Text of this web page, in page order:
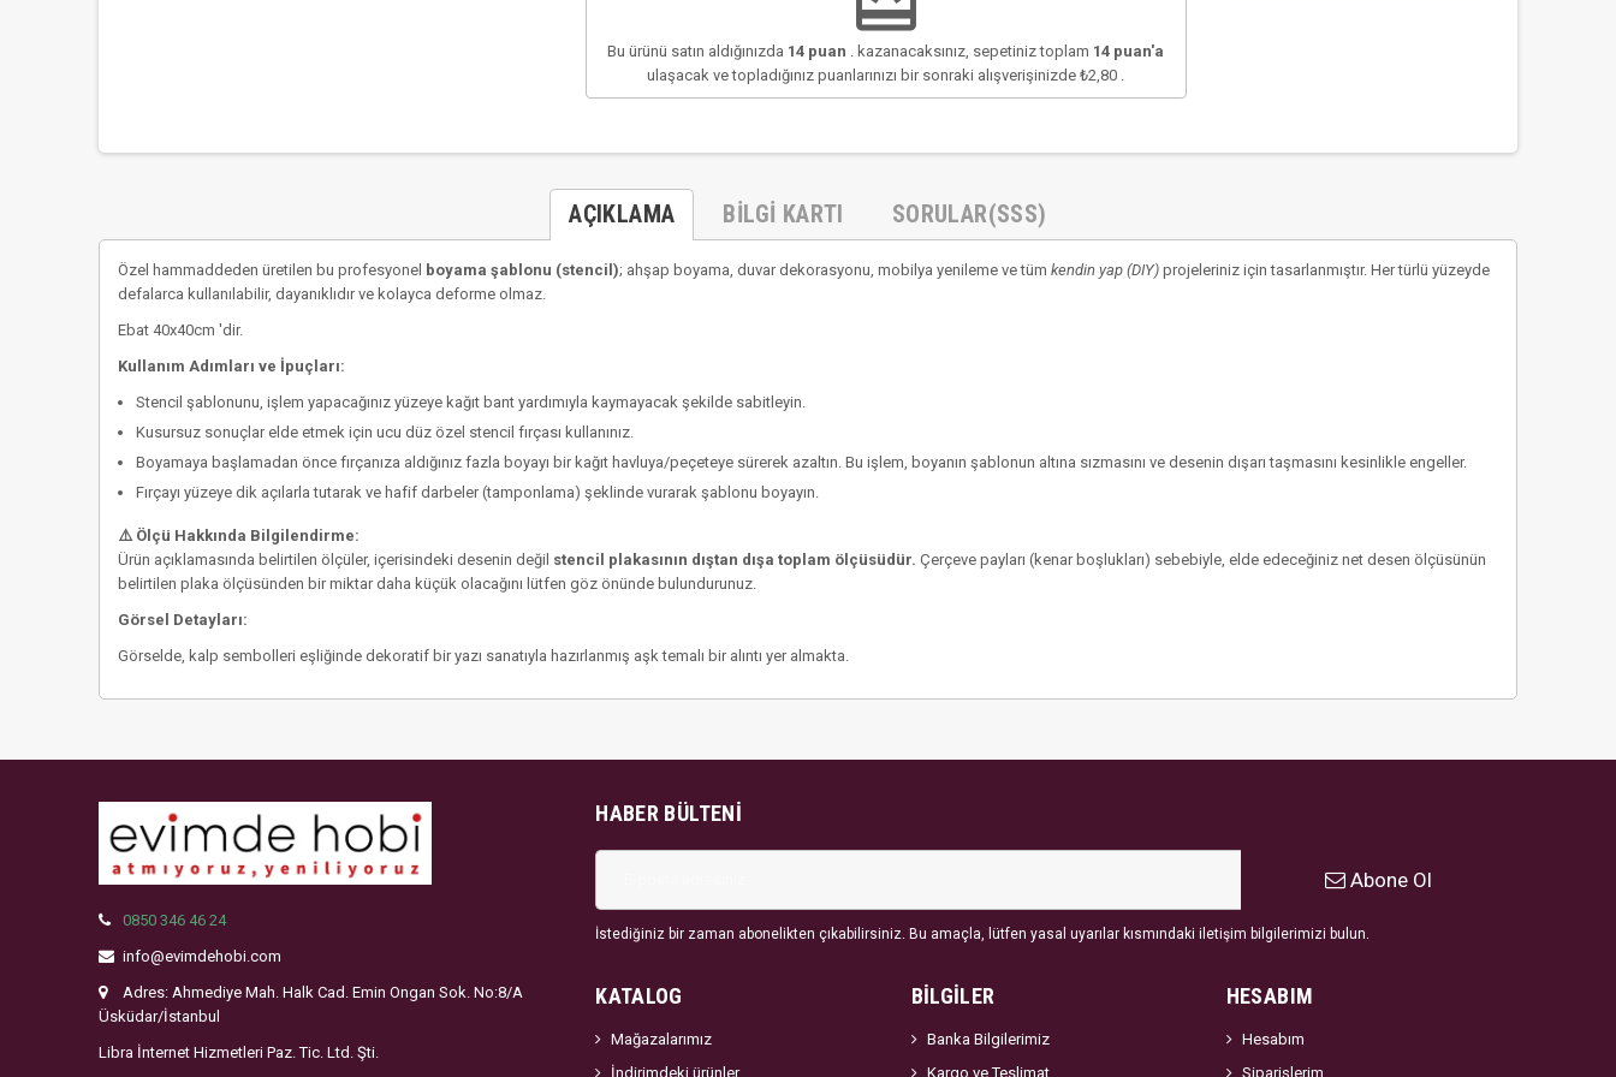
Bu ürünü satın aldığınızda 14 puan . kazanacaksınız, sepetiniz toplam 14 puan'a
ulaşacak ve topladığınız puanlarınızı bir sonraki alışverişinizde₺2,80
AÇIKLAMA BILGI KARTI SORULAR(SSS)
Özel hammaddeden üretilen bu profesyonel boyama şablonu (stencil); ahşap boyama, duvar dekorasyonu, mobilya yenileme ve tüm kendin yap (DIY) projeleriniz için tasarlanmıştır. Her türlü yüzeyde
defalarca kullanılabilir, dayanıklıdır ve kolayca deforme olmaz.
Ebat 40x40cm 'dir.
Kullanım Adımları ve İpuçları:
Stencil şablonunu, işlem yapacağınız yüzeye kağıt bant yardımıyla kaymayacak şekilde sabitleyin.
Kusursuz sonuçlar elde etmek için ucu düz özel stencil fırçası kullanınız.
Boyamaya başlamadan önce fırçanıza aldığınız fazla boyayı bir kağıt havluya/peçeteye sürerek azaltın. Bu işlem, boyanın şablonun altına sızmasını ve desenin dışarı taşmasını kesinlikle engeller.
Fırçayı yüzeye dik açılarla tutarak ve hafif darbeler (tamponlama) şeklinde vurarak şablonu boyayın.
⚠️ Ölçü Hakkında Bilgilendirme:
Ürün açıklamasında belirtilen ölçüler, içerisindeki desenin değil stencil plakasının dıştan dışa toplam ölçüsüdür. Çerçeve payları (kenar boşlukları) sebebiyle, elde edeceğiniz net desen ölçüsünün
belirtilen plaka ölçüsünden bir miktar daha küçük olacağını lütfen göz önünde bulundurunuz.
Görsel Detayları:
Görselde, kalp sembolleri eşliğinde dekoratif bir yazı sanatıyla hazırlanmış aşk temalı bir alıntı yer almakta.
0850 346 46 24
info@evimdehobi.com
Adres: Ahmediye Mah. Halk Cad. Emin Ongan Sok. No:8/A
Üsküdar/İstanbul
Libra İnternet Hizmetleri Paz. Tic. Ltd. Şti.
HABER BÜLTENI
Abone Ol
İstediğiniz bir zaman abonelikten çıkabilirsiniz. Bu amaçla, lütfen yasal uyarılar kısmındaki iletişim bilgilerimizi bulun.
KATALOG
Mağazalarımız
İndirimdeki ürünler
BİLGİLER
Banka Bilgilerimiz
Kargo ve Teslimat
HESABIM
Hesabım
Siparişlerim